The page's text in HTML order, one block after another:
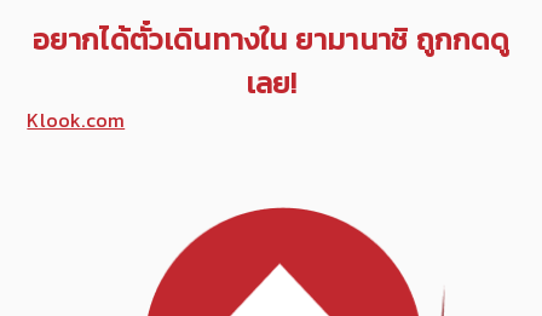
อยากได้ตั๋วเดินทางใน ยามานาชิ ถูกกดดู
เลย!
Klook.com